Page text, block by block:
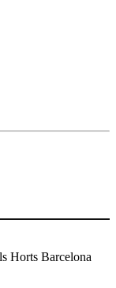
Horts Barcelona